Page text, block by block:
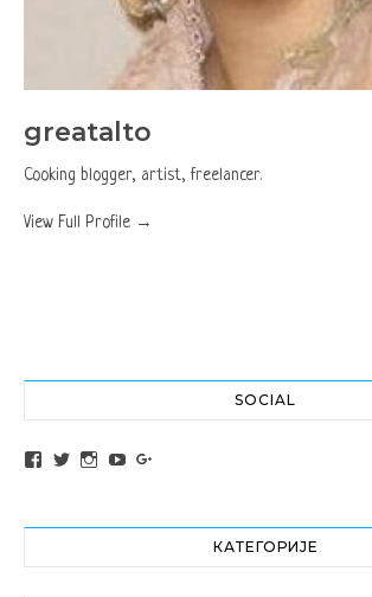
greatalto
Cooking blogger, artist, freelancer.
View Full Profile →
SOCIAL
View altochef’s profile on Facebook
View jovancica73’s profile on Twitter
View jovancica73’s profile on
View jovancica73’s profile on
КАТЕГОРИЈЕ